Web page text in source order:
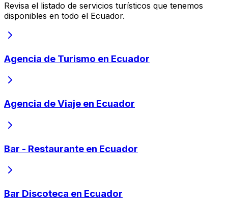
Revisa el listado de servicios turísticos que tenemos
disponibles en todo el Ecuador.
Agencia de Turismo en Ecuador
Agencia de Viaje en Ecuador
Bar - Restaurante en Ecuador
Bar Discoteca en Ecuador